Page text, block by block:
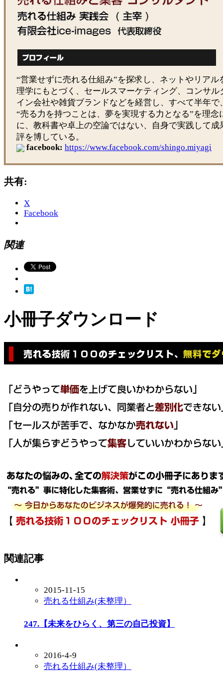
“営業せずに売れる仕組み”を探求し、ネットやリア
理学にもとづく、セールスマーケティング、コンサ
イン会社や雑貨ブランドなどを経営し、すべて半年
“売る力を持つことは、夢を実現する力となる”を理
に、教科書や卓上の空論ではない、自身で実践して
評を博している。
facebook: https://www.facebook.com/shingo.miyagi
共有:
X
Facebook
関連
小冊子ダウンロード
関連記事
2015-11-15
売れる仕組み(未整理）
247.【未来をひらく、第三の自己投資】
2016-4-9
売れる仕組み(未整理）